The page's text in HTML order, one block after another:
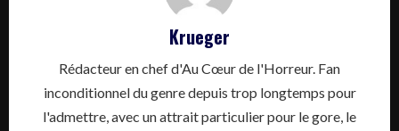
Krueger
Rédacteur en chef d'Au Cœur de l'Horreur. Fan
inconditionnel du genre depuis trop longtemps pour
l'admettre, avec un attrait particulier pour le gore, le